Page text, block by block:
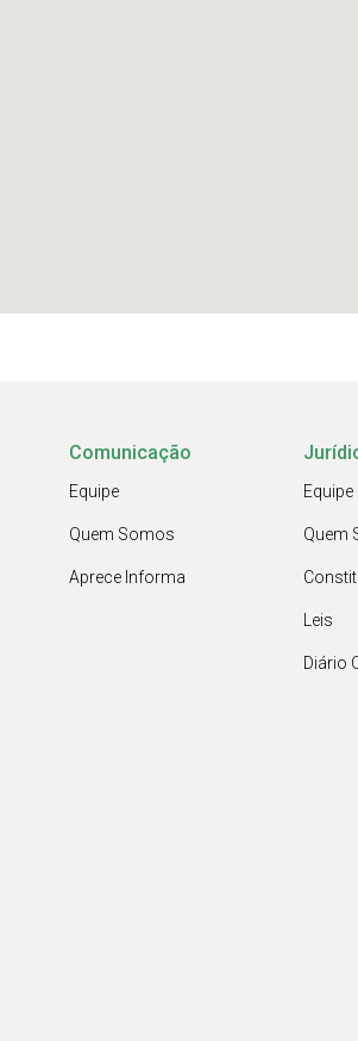
Comunicação
Equipe
Quem Somos
Aprece Informa
Equipe
Quem
Leis
Diário